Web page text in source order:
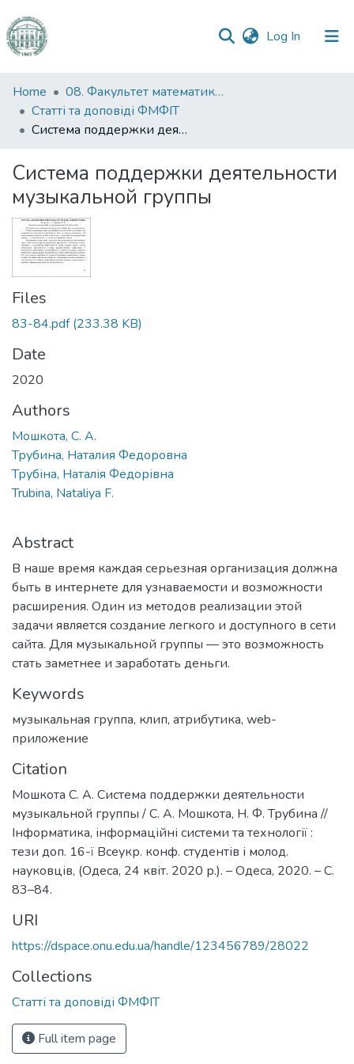
Log In (current)
Communities
&
Collections
Statistics
Home
08. Факультет математики, фізики та інформаційних технологій
Статті та доповіді ФМФІТ
Система поддержки деятельности музыкальной группы
Система поддержки деятельности
музыкальной группы
Files
83-84.pdf(233.38 KB)
Date
2020
Authors
Мошкота, С. А.
Трубина, Наталия Федоровна
Трубіна, Наталія Федорівна
Trubina, Nataliya F.
Abstract
В наше время каждая серьезная организация должна
быть в интернете для узнаваемости и возможности
расширения. Один из методов реализации этой
задачи является создание легкого и доступного в сети
сайта. Для музыкальной группы — это возможность
стать заметнее и заработать деньги.
Keywords
музыкальная группа, клип, атрибутика, web-
приложение
Citation
Мошкота С. А. Система поддержки деятельности
музыкальной группы / С. А. Мошкота, Н. Ф. Трубина //
Інформатика, інформаційні системи та технології :
тези доп. 16-ї Всеукр. конф. студентів і молод.
науковців, (Одеса, 24 квіт. 2020 р.). – Одеса, 2020. – С.
83–84.
URI
https://dspace.onu.edu.ua/handle/123456789/28022
Collections
Статті та доповіді ФМФІТ
Full item page